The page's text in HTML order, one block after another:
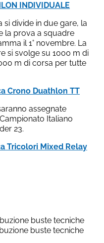
INDIVIDUALE
si divide in due gare, la
la prova a squadre
il 1° novembre. La
si svolge su 1000 m di
m di corsa per tutte
Crono Duathlon TT
assegnate
Italiano
23.
Tricolori Mixed Relay
buste tecniche
buste tecniche